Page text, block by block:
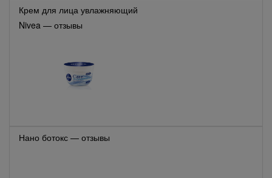
Крем для лица увлажняющий
Nivea — отзывы
Нано ботокс — отзывы